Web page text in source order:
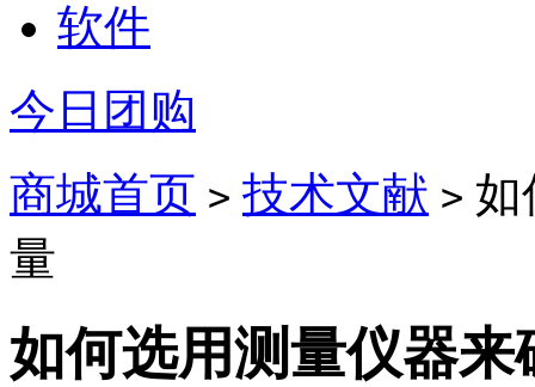
软件
今日团购
商城首页 > 技术文献 > 如
量
如何选用测量仪器来